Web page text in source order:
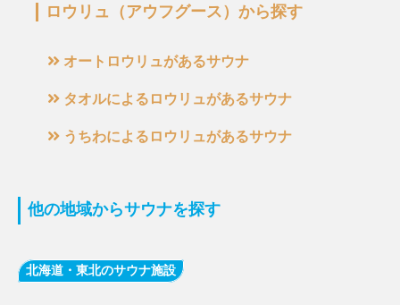
ロウリュ（アウフグース）から探す
オートロウリュがあるサウナ
タオルによるロウリュがあるサウナ
うちわによるロウリュがあるサウナ
他の地域からサウナを探す
北海道・東北のサウナ施設